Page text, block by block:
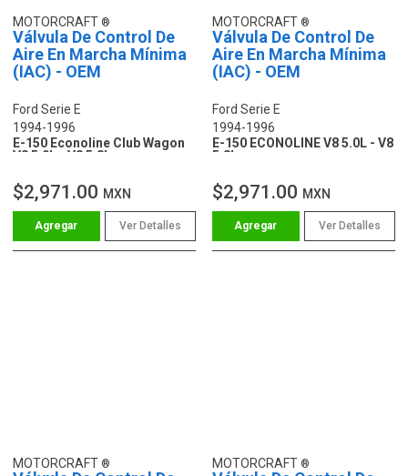
MOTORCRAFT
Válvula De Control De
Aire En Marcha Mínima
(IAC) - OEM
Ford Serie E
1994-1996
E-150 Econoline Club Wagon
V8 5.0L - V8 5.8L
$2,971.00 MXN
Ver Detalles
MOTORCRAFT
Válvula De Control De
Aire En Marcha Mínima
(IAC) - OEM
Ford Serie E
1994-1996
E-150 ECONOLINE V8 5.0L - V8
5.8L
$2,971.00 MXN
Ver Detalles
MOTORCRAFT MOTORCRAFT